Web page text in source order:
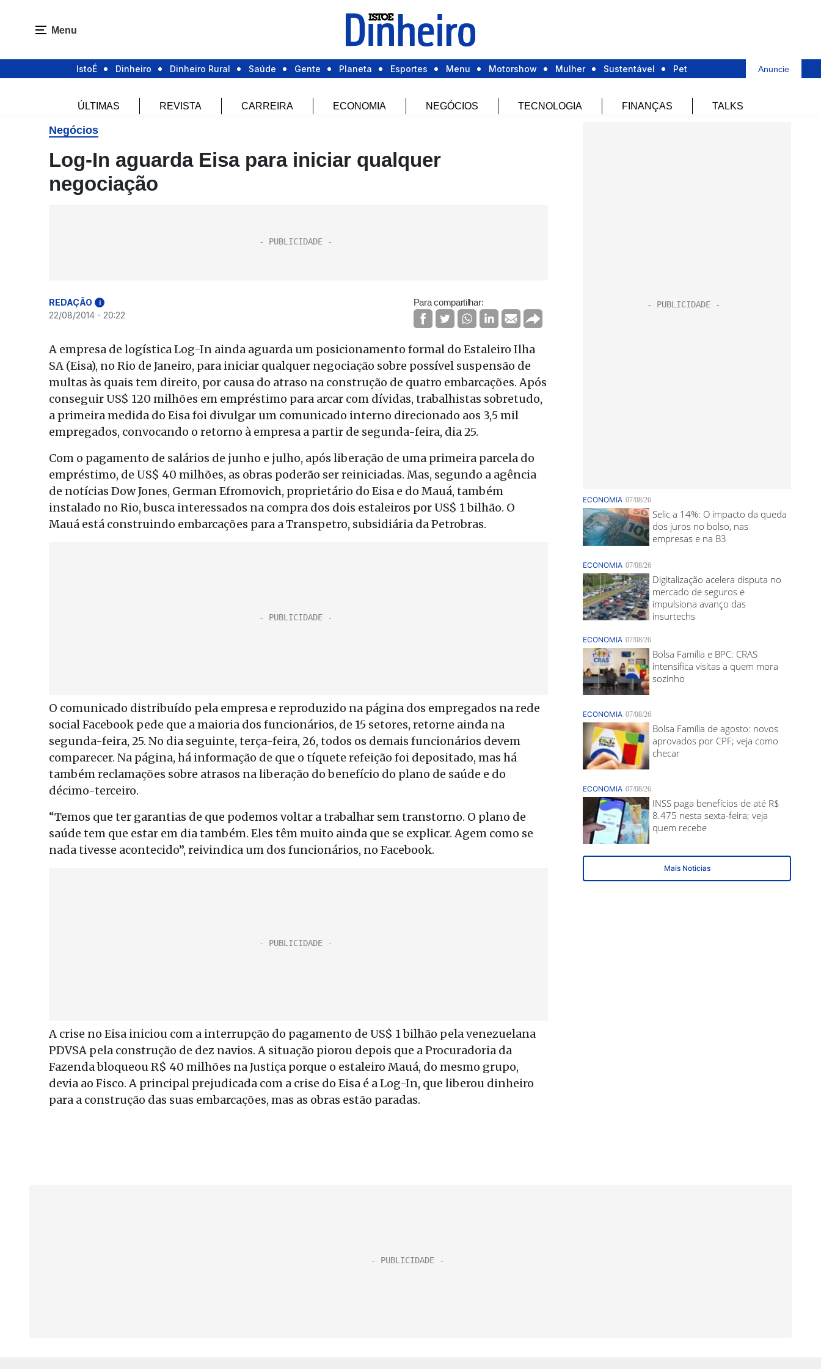
Menu
IstoÉ Dinheiro Dinheiro Rural Saúde Gente Planeta Esportes Menu Motorshow Mulher Sustentável Pet Anuncie
ÚLTIMAS REVISTA CARREIRA ECONOMIA NEGÓCIOS TECNOLOGIA FINANÇAS TALKS
Negócios
Log-In aguarda Eisa para iniciar qualquer
negociação
REDAÇÃO i
22/08/2014 - 20:22
Para compartilhar:
A empresa de logística Log-In ainda aguarda um posicionamento formal do Estaleiro Ilha
SA (Eisa), no Rio de Janeiro, para iniciar qualquer negociação sobre possível suspensão de
multas às quais tem direito, por causa do atraso na construção de quatro embarcações. Após
conseguir US$ 120 milhões em empréstimo para arcar com dívidas, trabalhistas sobretudo,
a primeira medida do Eisa foi divulgar um comunicado interno direcionado aos 3,5 mil
empregados, convocando o retorno à empresa a partir de segunda-feira, dia 25.
Com o pagamento de salários de junho e julho, após liberação de uma primeira parcela do
empréstimo, de US$ 40 milhões, as obras poderão ser reiniciadas. Mas, segundo a agência
de notícias Dow Jones, German Efromovich, proprietário do Eisa e do Mauá, também
instalado no Rio, busca interessados na compra dos dois estaleiros por US$ 1 bilhão. O
Mauá está construindo embarcações para a Transpetro, subsidiária da Petrobras.
O comunicado distribuído pela empresa e reproduzido na página dos empregados na rede
social Facebook pede que a maioria dos funcionários, de 15 setores, retorne ainda na
segunda-feira, 25. No dia seguinte, terça-feira, 26, todos os demais funcionários devem
comparecer. Na página, há informação de que o tíquete refeição foi depositado, mas há
também reclamações sobre atrasos na liberação do benefício do plano de saúde e do
décimo-terceiro.
“Temos que ter garantias de que podemos voltar a trabalhar sem transtorno. O plano de
saúde tem que estar em dia também. Eles têm muito ainda que se explicar. Agem como se
nada tivesse acontecido”, reivindica um dos funcionários, no Facebook.
A crise no Eisa iniciou com a interrupção do pagamento de US$ 1 bilhão pela venezuelana
PDVSA pela construção de dez navios. A situação piorou depois que a Procuradoria da
Fazenda bloqueou R$ 40 milhões na Justiça porque o estaleiro Mauá, do mesmo grupo,
devia ao Fisco. A principal prejudicada com a crise do Eisa é a Log-In, que liberou dinheiro
para a construção das suas embarcações, mas as obras estão paradas.